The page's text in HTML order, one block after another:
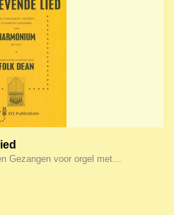
Gezangen voor orgel met…